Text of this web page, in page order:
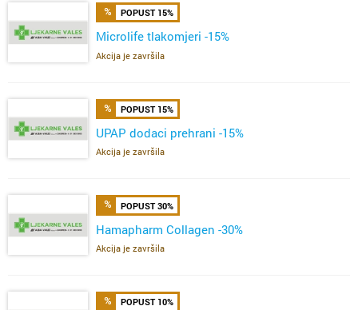
POPUST 15%
Microlife tlakomjeri -15%
Akcija je završila
POPUST 15%
UPAP dodaci prehrani -15%
Akcija je završila
POPUST 30%
Hamapharm Collagen -30%
Akcija je završila
POPUST 10%